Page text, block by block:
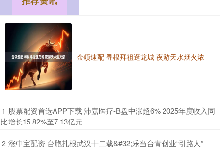
金领速配 寻根拜祖逛龙城 夜游天水烟火浓
1 ​股票配资首选APP下载 沛嘉医疗-B盘中涨超6% 2025年度收入同
比增长15.82%至7.13亿元
2 ​涨中宝配资 台胞扎根武汉十二载&#32;乐当台青创业“引路人”